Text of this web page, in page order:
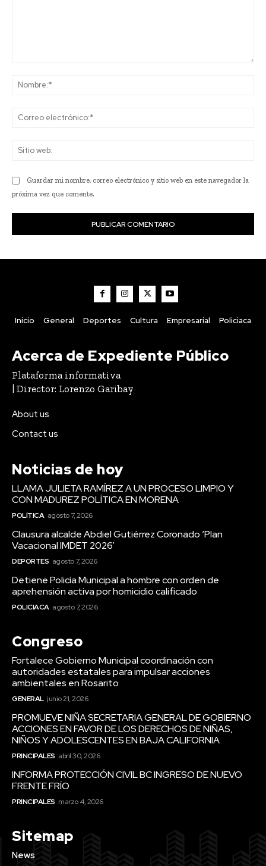
Guardar mi nombre, correo electrónico y sitio web en este navegador la
próxima vez que comente.
Inicio General Deportes Cultura Empresarial Policiaca
Acerca de Expediente Público
Plataforma informativa
| Director: Lorenzo Garibay
About us
Contact us
Noticias de hoy
LLAMA JULIETA RAMÍREZ A UN PROCESO LIMPIO Y
CON MADUREZ POLÍTICA EN MORENA
POLÍTICA agosto 7, 2026
Clausura alcalde Abdiel Gutiérrez Coronado ‘Plan
Vacacional IMDET 2026’
DEPORTES agosto 7, 2026
Detiene Policía Municipal a hombre con orden de
aprehensión activa por homicidio calificado
POLICIACA agosto 7, 2026
Congreso
Fortalece Gobierno Municipal coordinación con
autoridades estatales para impulsar acciones
ambientales en Rosarito
GENERAL junio 21, 2026
PROMUEVE NIÑA SECRETARIA GENERAL DE GOBIERNO
ACCIONES EN FAVOR DE LOS DERECHOS DE NIÑAS,
NIÑOS Y ADOLESCENTES EN BAJA CALIFORNIA
PRINCIPALES abril 30, 2026
INFORMA PROTECCIÓN CIVIL BC INGRESO DE NUEVO
FRENTE FRÍO
PRINCIPALES marzo 4, 2026
Sitemap
News